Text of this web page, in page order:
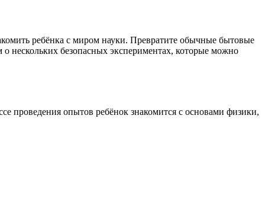
ребёнка с миром науки. Превратите обычные бытовые
нескольких безопасных экспериментах, которые можно
проведения опытов ребёнок знакомится с основами физики,